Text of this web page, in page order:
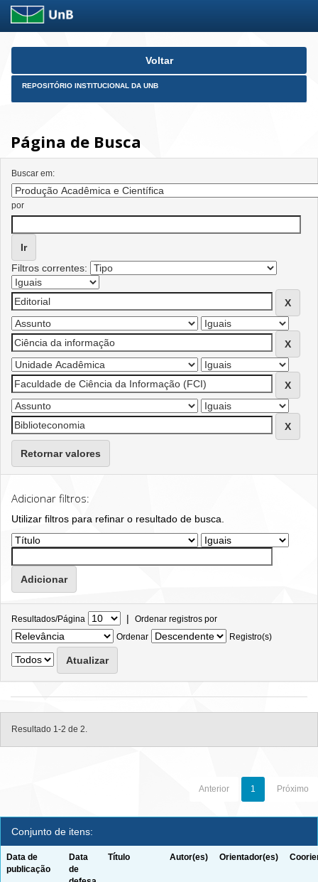
Skip
Voltar
REPOSITÓRIO INSTITUCIONAL DA UNB
Página de Busca
Buscar em:
por
Filtros correntes:
Retornar valores
Adicionar filtros:
Utilizar filtros para refinar o resultado de busca.
Resultados/Página | Ordenar registros por
Ordenar
Registro(s)
Resultado 1-2 de 2.
Anterior 1 Próximo
Conjunto de itens:
Data de
publicação
Data
de
Título Autor(es) Orientador(es)